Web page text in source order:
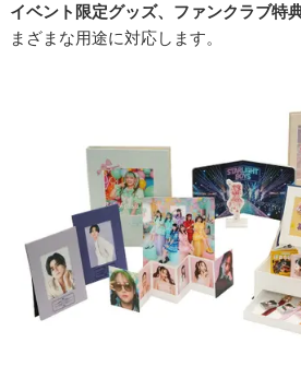
イベント限定グッズ、ファンクラブ特
まざまな用途に対応します。